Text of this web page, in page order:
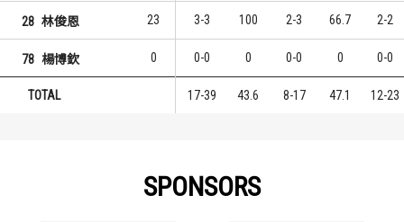
28 林俊恩 23 3-3 100 2-3 66.7 2-2
78 楊博欽 0 0-0 0 0-0 0 0-0
TOTAL 17-39 43.6 8-17 47.1 12-23
SPONSORS